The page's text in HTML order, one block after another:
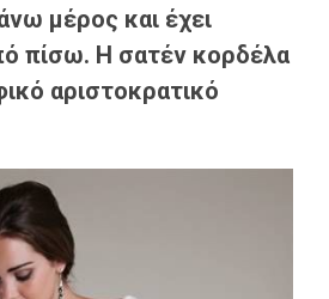
μέρος και έχει
πίσω. Η σατέν κορδέλα
αριστοκρατικό